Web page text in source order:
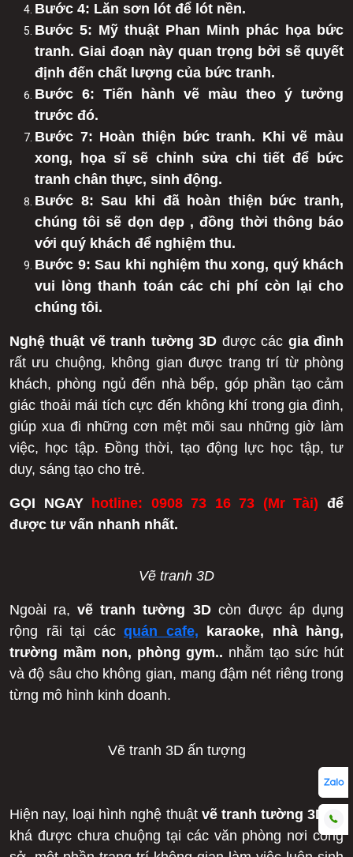
Bước 4: Lăn sơn lót để lót nền.
Bước 5: Mỹ thuật Phan Minh phác họa bức
tranh. Giai đoạn này quan trọng bởi sẽ quyết
định đến chất lượng của bức tranh.
Bước 6: Tiến hành vẽ màu theo ý tưởng
trước đó.
Bước 7: Hoàn thiện bức tranh. Khi vẽ màu
xong, họa sĩ sẽ chỉnh sửa chi tiết để bức
tranh chân thực, sinh động.
Bước 8: Sau khi đã hoàn thiện bức tranh,
chúng tôi sẽ dọn dẹp , đồng thời thông báo
với quý khách để nghiệm thu.
Bước 9: Sau khi nghiệm thu xong, quý khách
vui lòng thanh toán các chi phí còn lại cho
chúng tôi.
Nghệ thuật vẽ tranh tường 3D được các gia đình
rất ưu chuộng, không gian được trang trí từ phòng
khách, phòng ngủ đến nhà bếp, góp phần tạo cảm
giác thoải mái tích cực đến không khí trong gia đình,
giúp xua đi những cơn mệt mõi sau những giờ làm
việc, học tập. Đồng thời, tạo động lực học tập, tư
duy, sáng tạo cho trẻ.
GỌI NGAY hotline: 0908 73 16 73 (Mr Tài) để
được tư vấn nhanh nhất.
Vẽ tranh 3D
Ngoài ra,vẽ tranh tường 3Dcòn được áp dụng
rộng rãi tại các quán cafe, karaoke, nhà hàng,
trường mầm non, phòng gym.. nhằm tạo sức hút
và độ sâu cho không gian, mang đậm nét riêng trong
từng mô hình kinh doanh.
Vẽ tranh 3D ấn tượng
Hiện nay, loại hình nghệ thuật vẽ tranh tường 3D
lại
khá được chưa chuộng tại các văn phòng nơi công